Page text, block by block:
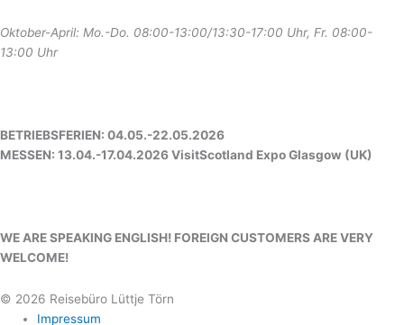
Oktober-April: Mo.-Do. 08:00-13:00/13:30-17:00 Uhr, Fr. 08:00-
13:00 Uhr
BETRIEBSFERIEN: 04.05.-22.05.2026
MESSEN: 13.04.-17.04.2026 VisitScotland Expo Glasgow (UK)
WE ARE SPEAKING ENGLISH! FOREIGN CUSTOMERS ARE VERY
WELCOME!
© 2026 Reisebüro Lüttje Törn
Impressum